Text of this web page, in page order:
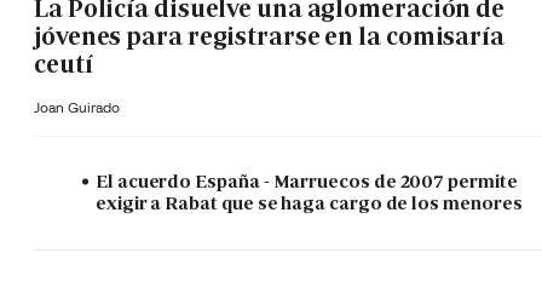
La Policía disuelve una aglomeración de
jóvenes para registrarse en la comisaría
ceutí
Joan Guirado
El acuerdo España - Marruecos de 2007 permite
exigir a Rabat que se haga cargo de los menores